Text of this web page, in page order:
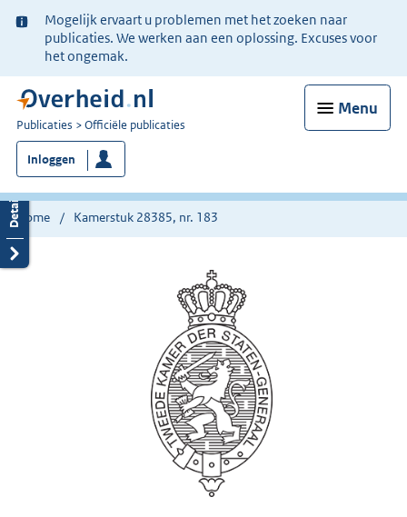
Ter
informatie:
Mogelijk ervaart u problemen met het zoeken naar
publicaties. We werken aan een oplossing. Excuses voor
het ongemak.
Menu
U
bent
nu
hier:
Publicaties Officiële publicaties
Inloggen
Home Kamerstuk 28385, nr. 183